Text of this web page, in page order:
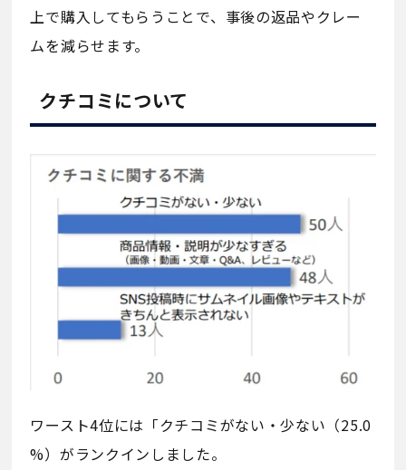
上で購入してもらうことで、事後の返品やクレー
ムを減らせます。
クチコミについて
ワースト4位には「クチコミがない・少ない（25.0
%）がランクインしました。